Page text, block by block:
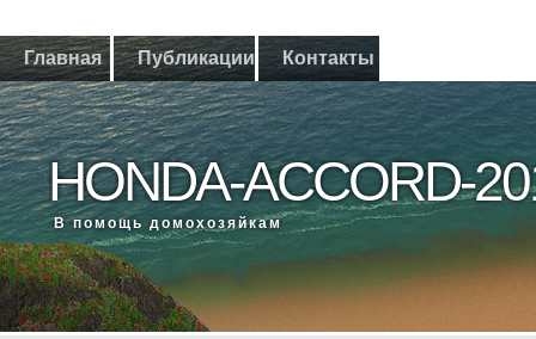
Главная Публикации Контакты
HONDA-ACCORD-
В помощь дοмохοзяйкам